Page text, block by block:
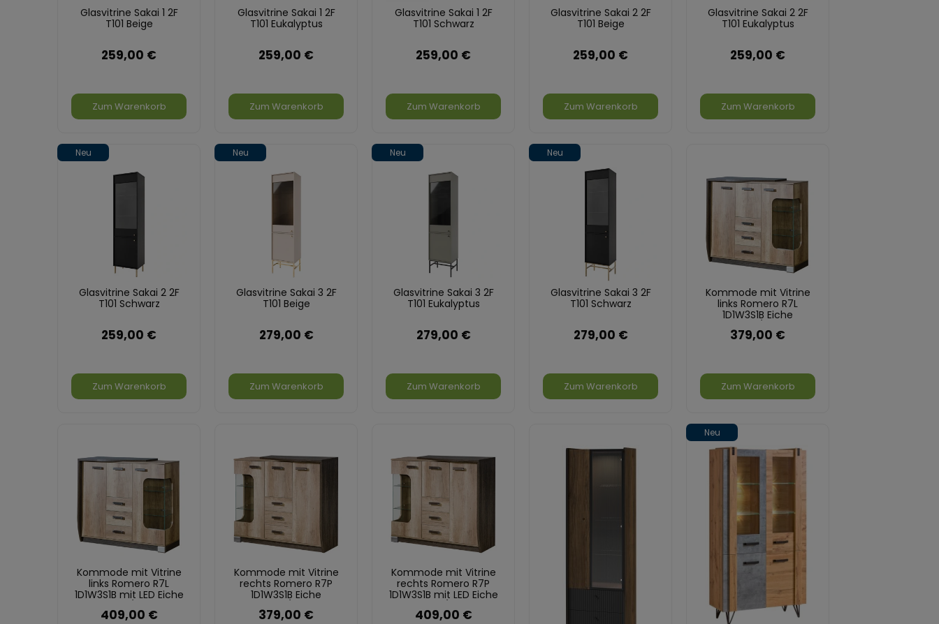
Glasvitrine Sakai 1 2F
T101 Beige
259,00 €
Zum Warenkorb
Glasvitrine Sakai 1 2F
T101 Eukalyptus
259,00 €
Zum Warenkorb
Glasvitrine Sakai 1 2F
T101 Schwarz
259,00 €
Zum Warenkorb
Glasvitrine Sakai 2 2F
T101 Beige
259,00 €
Zum Warenkorb
Glasvitrine Sakai 2 2F
T101 Eukalyptus
259,00 €
Zum Warenkorb
Glasvitrine Sakai 2 2F
T101 Schwarz
259,00 €
Zum Warenkorb
Neu
Glasvitrine Sakai 3 2F
T101 Beige
279,00 €
Zum Warenkorb
Neu
Glasvitrine Sakai 3 2F
T101 Eukalyptus
279,00 €
Zum Warenkorb
Neu
Glasvitrine Sakai 3 2F
T101 Schwarz
279,00 €
Zum Warenkorb
Neu
Kommode mit Vitrine
links Romero R7L
1D1W3S1B Eiche
Canyon/Arusha
379,00 €
Zum Warenkorb
Kommode mit Vitrine
links Romero R7L
1D1W3S1B mit LED Eiche
409,00 €
Kommode mit Vitrine
rechts Romero R7P
1D1W3S1B Eiche
Canyon/Arusha
379,00 €
Kommode mit Vitrine
rechts Romero R7P
1D1W3S1B mit LED Eiche
409,00 €
Neu